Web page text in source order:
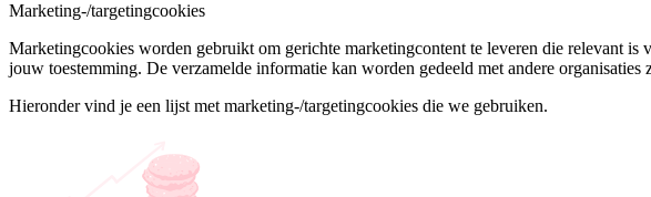
Marketing-/targetingcookies
Marketingcookies worden gebruikt om gerichte marketingcontent te leveren die relevant
jouw toestemming. De verzamelde informatie kan worden gedeeld met andere organisaties
Hieronder vind je een lijst met marketing-/targetingcookies die we gebruiken.